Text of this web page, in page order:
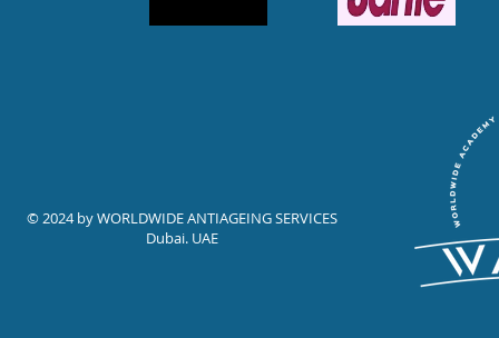
© 2024 by WORLDWIDE ANTIAGEING SERVICES
Dubai. UAE